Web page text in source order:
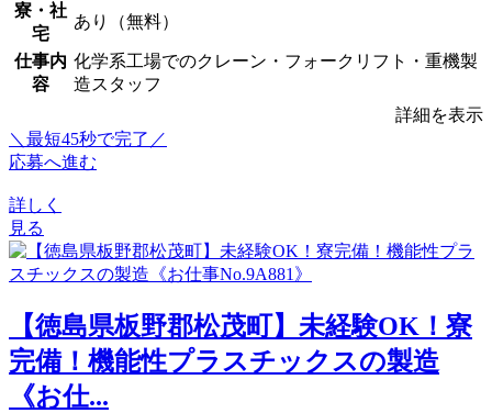
寮・社
宅
あり（無料）
仕事内
容
化学系工場でのクレーン・フォークリフト・重機製
造スタッフ
詳細を表示
＼最短45秒で完了／
応募へ進む
詳しく
見る
【徳島県板野郡松茂町】未経験OK！寮
完備！機能性プラスチックスの製造
《お仕...